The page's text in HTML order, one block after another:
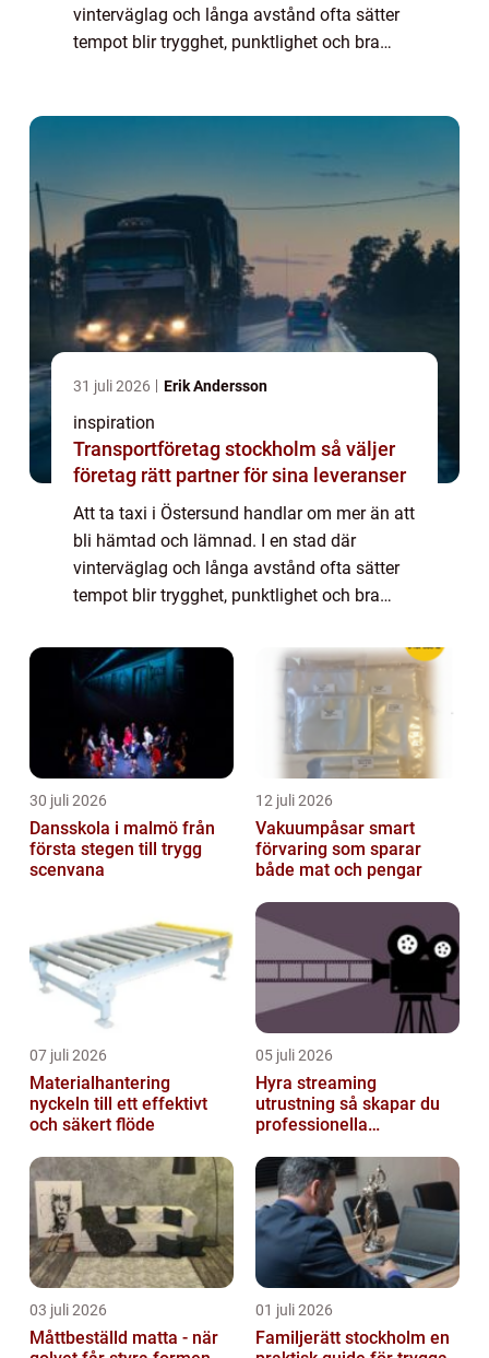
vinterväglag och långa avstånd ofta sätter
tempot blir trygghet, punktlighet och bra
31 juli 2026 Erik Andersson
inspiration
Transportföretag stockholm så väljer
företag rätt partner för sina leveranser
Att ta taxi i Östersund handlar om mer än att
bli hämtad och lämnad. I en stad där
vinterväglag och långa avstånd ofta sätter
tempot blir trygghet, punktlighet och bra
30 juli 2026
Dansskola i malmö från
första stegen till trygg
scenvana
12 juli 2026
Vakuumpåsar smart
förvaring som sparar
både mat och pengar
07 juli 2026
Materialhantering
nyckeln till ett effektivt
och säkert flöde
05 juli 2026
Hyra streaming
utrustning så skapar du
professionella
03 juli 2026
Måttbeställd matta - när
01 juli 2026
Familjerätt stockholm en